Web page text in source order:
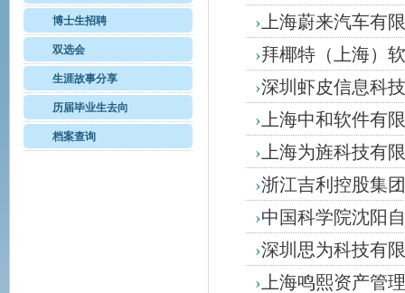
博士生招聘
双选会
生涯故事分享
历届毕业生去向
档案查询
› 上海蔚来汽车有
›拜椰特（上海）
›深圳虾皮信息科
› 上海中和软件有
› 上海为旌科技有
›浙江吉利控股集
›中国科学院沈阳
›深圳思为科技有
› 上海鸣熙资产管